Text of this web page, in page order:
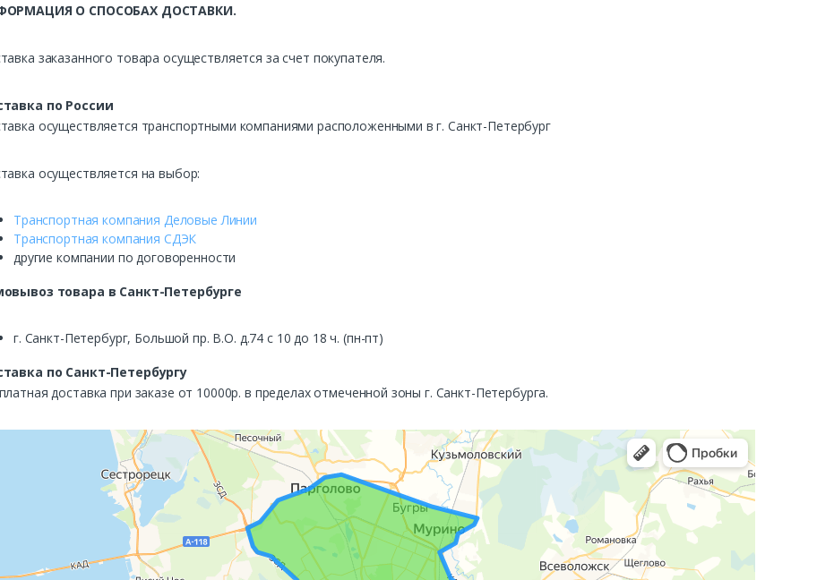
О СПОСОБАХ ДОСТАВКИ.
заказанного товара осуществляется за счет покупателя.
по России
осуществляется транспортными компаниями расположенными в г. Санкт-Петербург
осуществляется на выбор:
Транспортная компания Деловые Линии
Транспортная компания СДЭК
другие компании по договоренности
товара в Санкт-Петербурге
г. Санкт-Петербург, Большой пр. В.О. д.74 с 10 до 18 ч. (пн-пт)
по Санкт-Петербургу
доставка при заказе от 10000р. в пределах отмеченной зоны г. Санкт-Петербурга.